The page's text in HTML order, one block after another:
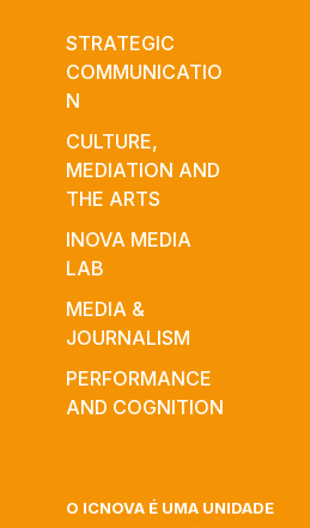
STRATEGIC
COMMUNICATIO
N
CULTURE,
MEDIATION AND
THE ARTS
INOVA MEDIA
LAB
MEDIA &
JOURNALISM
PERFORMANCE
AND COGNITION
O ICNOVA É UMA UNIDADE